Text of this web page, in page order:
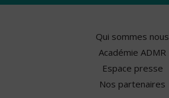
Qui sommes nous
Académie ADMR
Espace presse
Nos partenaires